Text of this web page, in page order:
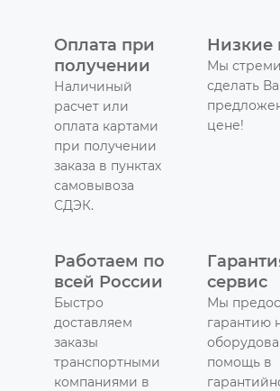
Оплата при
получении
Наличиный
расчет или
оплата картами
при получении
заказа в пунктах
самовывоза
СДЭК.
Низкие
Мы
сделать
цене!
Работаем по
всей России
Быстро
доставляем
заказы
транспортными
компаниями в
сервис
Мы
гарантию
помощь в